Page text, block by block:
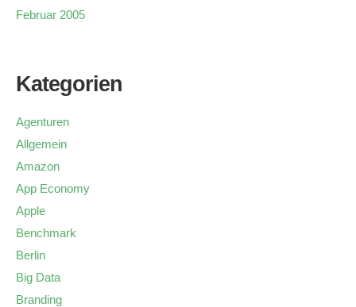
Februar 2005
Kategorien
Agenturen
Allgemein
Amazon
App Economy
Apple
Benchmark
Berlin
Big Data
Branding